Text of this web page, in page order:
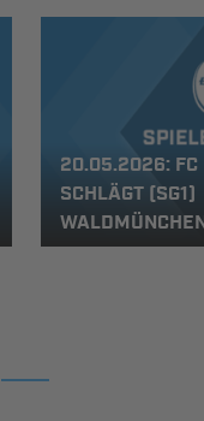
20.05.2026: FC
SCHLÄGT (SG1)